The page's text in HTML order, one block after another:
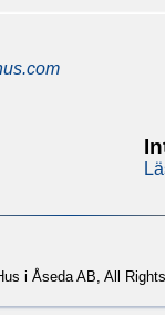
i Åseda AB, All